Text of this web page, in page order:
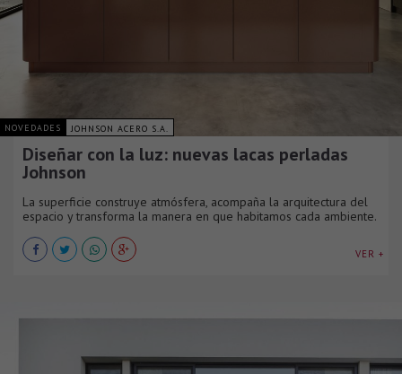
NOVEDADES JOHNSON ACERO S.A.
Diseñar con la luz: nuevas lacas perladas
Johnson
La superficie construye atmósfera, acompaña la arquitectura del
espacio y transforma la manera en que habitamos cada ambiente.
VER +